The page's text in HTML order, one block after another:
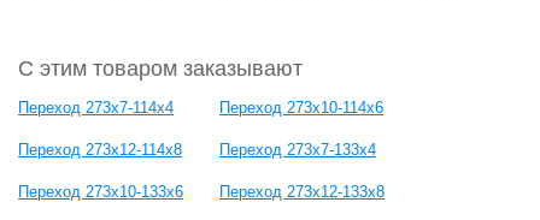
С этим товаром заказывают
Переход 273х7-114х4 Переход 273х10-114х6
Переход 273х12-114х8 Переход 273х7-133х4
Переход 273х10-133х6 Переход 273х12-133х8